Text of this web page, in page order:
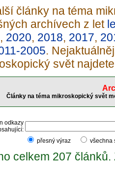
články na téma
archívech z let
, 2020, 2018, 2017,
2005.
svět
Články na téma mikroskopický svět
odkazy
přesný výraz
celkem 207